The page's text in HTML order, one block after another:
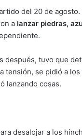
del 20 de
a lanzar piedras,
tuvo que
se pidió a
lanzando cosas.
desalojar a los